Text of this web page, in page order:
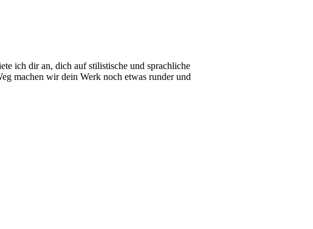
ich dir an, dich auf stilistische und sprachliche
machen wir dein Werk noch etwas runder und